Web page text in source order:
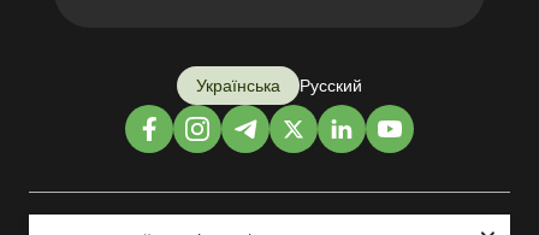
Українська Русский